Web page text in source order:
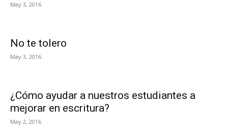
May 3, 2016
No te tolero
May 3, 2016
¿Cómo ayudar a nuestros estudiantes a
mejorar en escritura?
May 2, 2016